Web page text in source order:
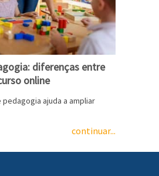
diferenças entre
online
ajuda a ampliar
continuar...